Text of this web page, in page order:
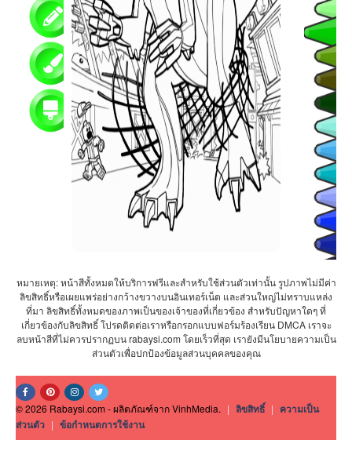
หมายเหตุ: หน้าสีทั้งหมดให้บริการฟรีและสำหรับใช้ส่วนตัวเท่านั้น รูปภาพไม่มีค่า
ลิขสิทธิ์หรือเผยแพร่อย่างกว้างขวางบนอินเทอร์เน็ต และส่วนใหญ่ไม่ทราบแหล่ง
ที่มา ลิขสิทธิ์ทั้งหมดของภาพเป็นของเจ้าของที่เกี่ยวข้อง สำหรับปัญหาใดๆ ที่
เกี่ยวข้องกับลิขสิทธิ์ โปรดติดต่อเราหรือกรอกแบบฟอร์มร้องเรียน DMCA เราจะ
ลบหน้าสีที่ไม่ควรปรากฏบน rabaysi.com โดยเร็วที่สุด เรายังมีนโยบายความเป็น
ส่วนตัวเพื่อปกป้องข้อมูลส่วนบุคคลของคุณ
© 2026 Rabaysi.com - ผลิตภัณฑ์จาก VinhMedia. | ลิขสิทธิ์ | ความเป็น
ส่วนตัว | ข้อกำหนดการใช้งาน